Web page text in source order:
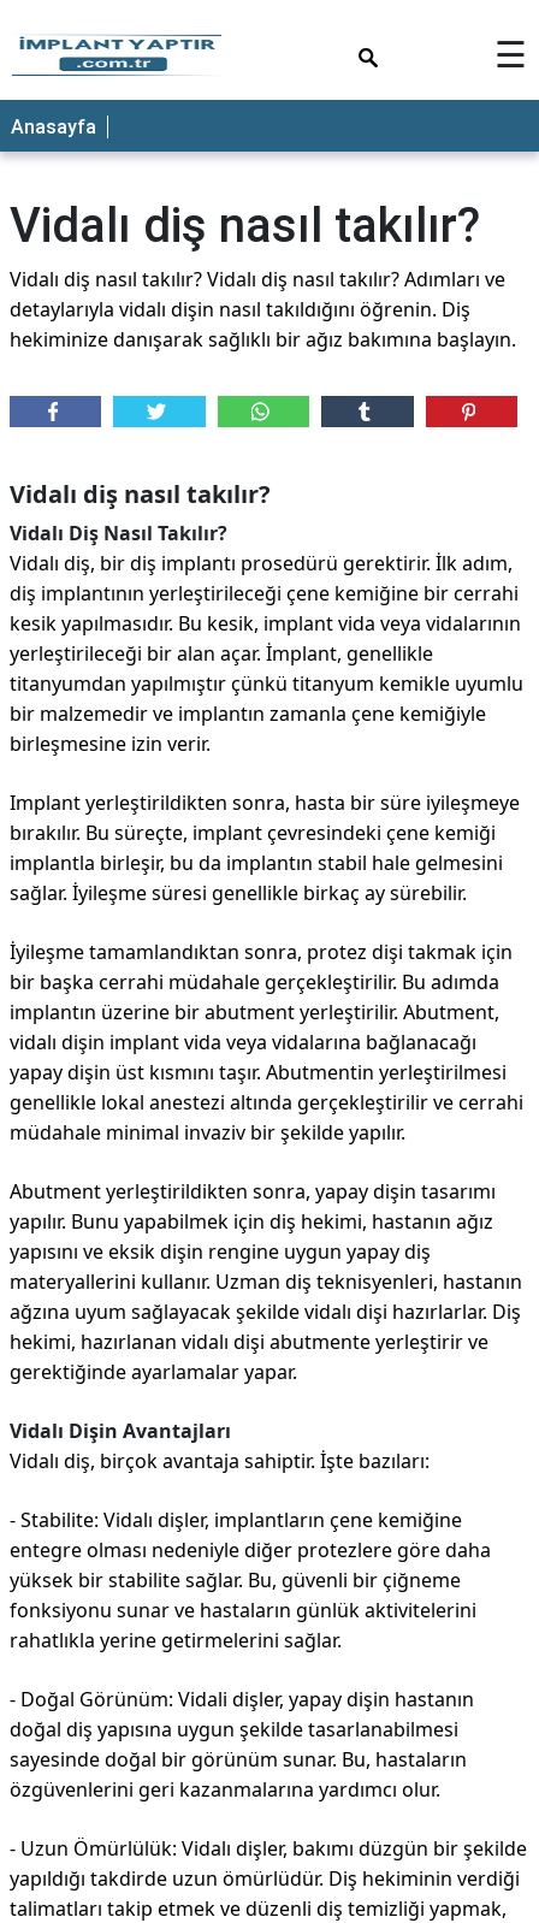
☰
Anasayfa
Vidalı diş nasıl takılır?
Vidalı diş nasıl takılır? Vidalı diş nasıl takılır? Adımları ve
detaylarıyla vidalı dişin nasıl takıldığını öğrenin. Diş
hekiminize danışarak sağlıklı bir ağız bakımına başlayın.
Vidalı diş nasıl takılır?
Vidalı Diş Nasıl Takılır?
Vidalı diş, bir diş implantı prosedürü gerektirir. İlk adım,
diş implantının yerleştirileceği çene kemiğine bir cerrahi
kesik yapılmasıdır. Bu kesik, implant vida veya vidalarının
yerleştirileceği bir alan açar. İmplant, genellikle
titanyumdan yapılmıştır çünkü titanyum kemikle uyumlu
bir malzemedir ve implantın zamanla çene kemiğiyle
birleşmesine izin verir.
Implant yerleştirildikten sonra, hasta bir süre iyileşmeye
bırakılır. Bu süreçte, implant çevresindeki çene kemiği
implantla birleşir, bu da implantın stabil hale gelmesini
sağlar. İyileşme süresi genellikle birkaç ay sürebilir.
İyileşme tamamlandıktan sonra, protez dişi takmak için
bir başka cerrahi müdahale gerçekleştirilir. Bu adımda
implantın üzerine bir abutment yerleştirilir. Abutment,
vidalı dişin implant vida veya vidalarına bağlanacağı
yapay dişin üst kısmını taşır. Abutmentin yerleştirilmesi
genellikle lokal anestezi altında gerçekleştirilir ve cerrahi
müdahale minimal invaziv bir şekilde yapılır.
Abutment yerleştirildikten sonra, yapay dişin tasarımı
yapılır. Bunu yapabilmek için diş hekimi, hastanın ağız
yapısını ve eksik dişin rengine uygun yapay diş
materyallerini kullanır. Uzman diş teknisyenleri, hastanın
ağzına uyum sağlayacak şekilde vidalı dişi hazırlarlar. Diş
hekimi, hazırlanan vidalı dişi abutmente yerleştirir ve
gerektiğinde ayarlamalar yapar.
Vidalı Dişin Avantajları
Vidalı diş, birçok avantaja sahiptir. İşte bazıları:
- Stabilite: Vidalı dişler, implantların çene kemiğine
entegre olması nedeniyle diğer protezlere göre daha
yüksek bir stabilite sağlar. Bu, güvenli bir çiğneme
fonksiyonu sunar ve hastaların günlük aktivitelerini
rahatlıkla yerine getirmelerini sağlar.
- Doğal Görünüm: Vidali dişler, yapay dişin hastanın
doğal diş yapısına uygun şekilde tasarlanabilmesi
sayesinde doğal bir görünüm sunar. Bu, hastaların
özgüvenlerini geri kazanmalarına yardımcı olur.
- Uzun Ömürlülük: Vidalı dişler, bakımı düzgün bir şekilde
yapıldığı takdirde uzun ömürlüdür. Diş hekiminin verdiği
talimatları takip etmek ve düzenli diş temizliği yapmak,